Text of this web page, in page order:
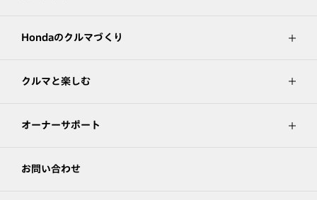
Hondaのクルマづくり
クルマと楽しむ
オーナーサポート
お問い合わせ